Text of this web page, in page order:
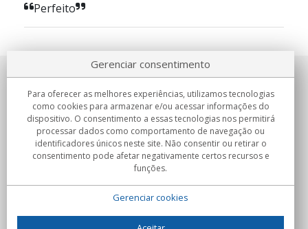
Perfeito
Sobre nosotros
Compromissos
Compras
Gerenciar consentimento
Para oferecer as melhores experiências, utilizamos tecnologias
como cookies para armazenar e/ou acessar informações do
dispositivo. O consentimento a essas tecnologias nos permitirá
processar dados como comportamento de navegação ou
identificadores únicos neste site. Não consentir ou retirar o
consentimento pode afetar negativamente certos recursos e
funções.
Gerenciar cookies